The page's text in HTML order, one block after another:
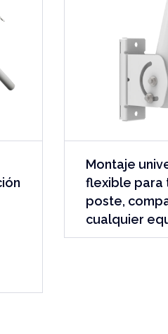
Montaje
flexible para
poste,
cualquier